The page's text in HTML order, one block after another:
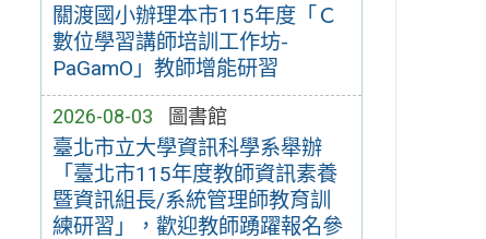
關渡國小辦理本市115年度「Ｃ
數位學習講師培訓工作坊-
PaGamO」教師增能研習
2026-08-03 圖書館
臺北市立大學資訊科學系舉辦
「臺北市115年度教師資訊素養
暨資訊組長/系統管理師教育訓
練研習」，歡迎教師踴躍報名參